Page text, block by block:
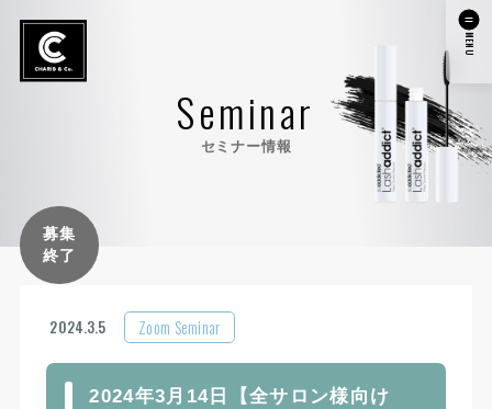
MENU
Seminar
セミナー情報
募集
終了
2024.3.5 Zoom Seminar
2024年3月14日【全サロン様向け